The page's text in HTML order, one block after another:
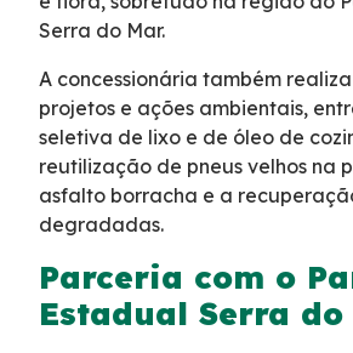
Sustentabilidade
Projetos Socioambientais
Meio Ambiente
Política de Gestão Integrada
Serra do Mar.
A concessionária também
projetos e ações ambientais,
seletiva de lixo e de óleo de
reutilização de pneus velhos na
asfalto borracha e a
degradadas.
Parceria com o
Estadual Serra do